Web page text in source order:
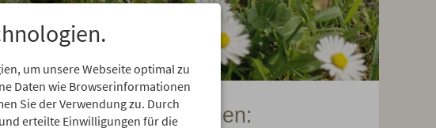
Gänseblümchen:
um unsere Webseite optimal zu
Daten wie Browserinformationen
Sie der Verwendung zu. Durch
erteilte Einwilligungen für die